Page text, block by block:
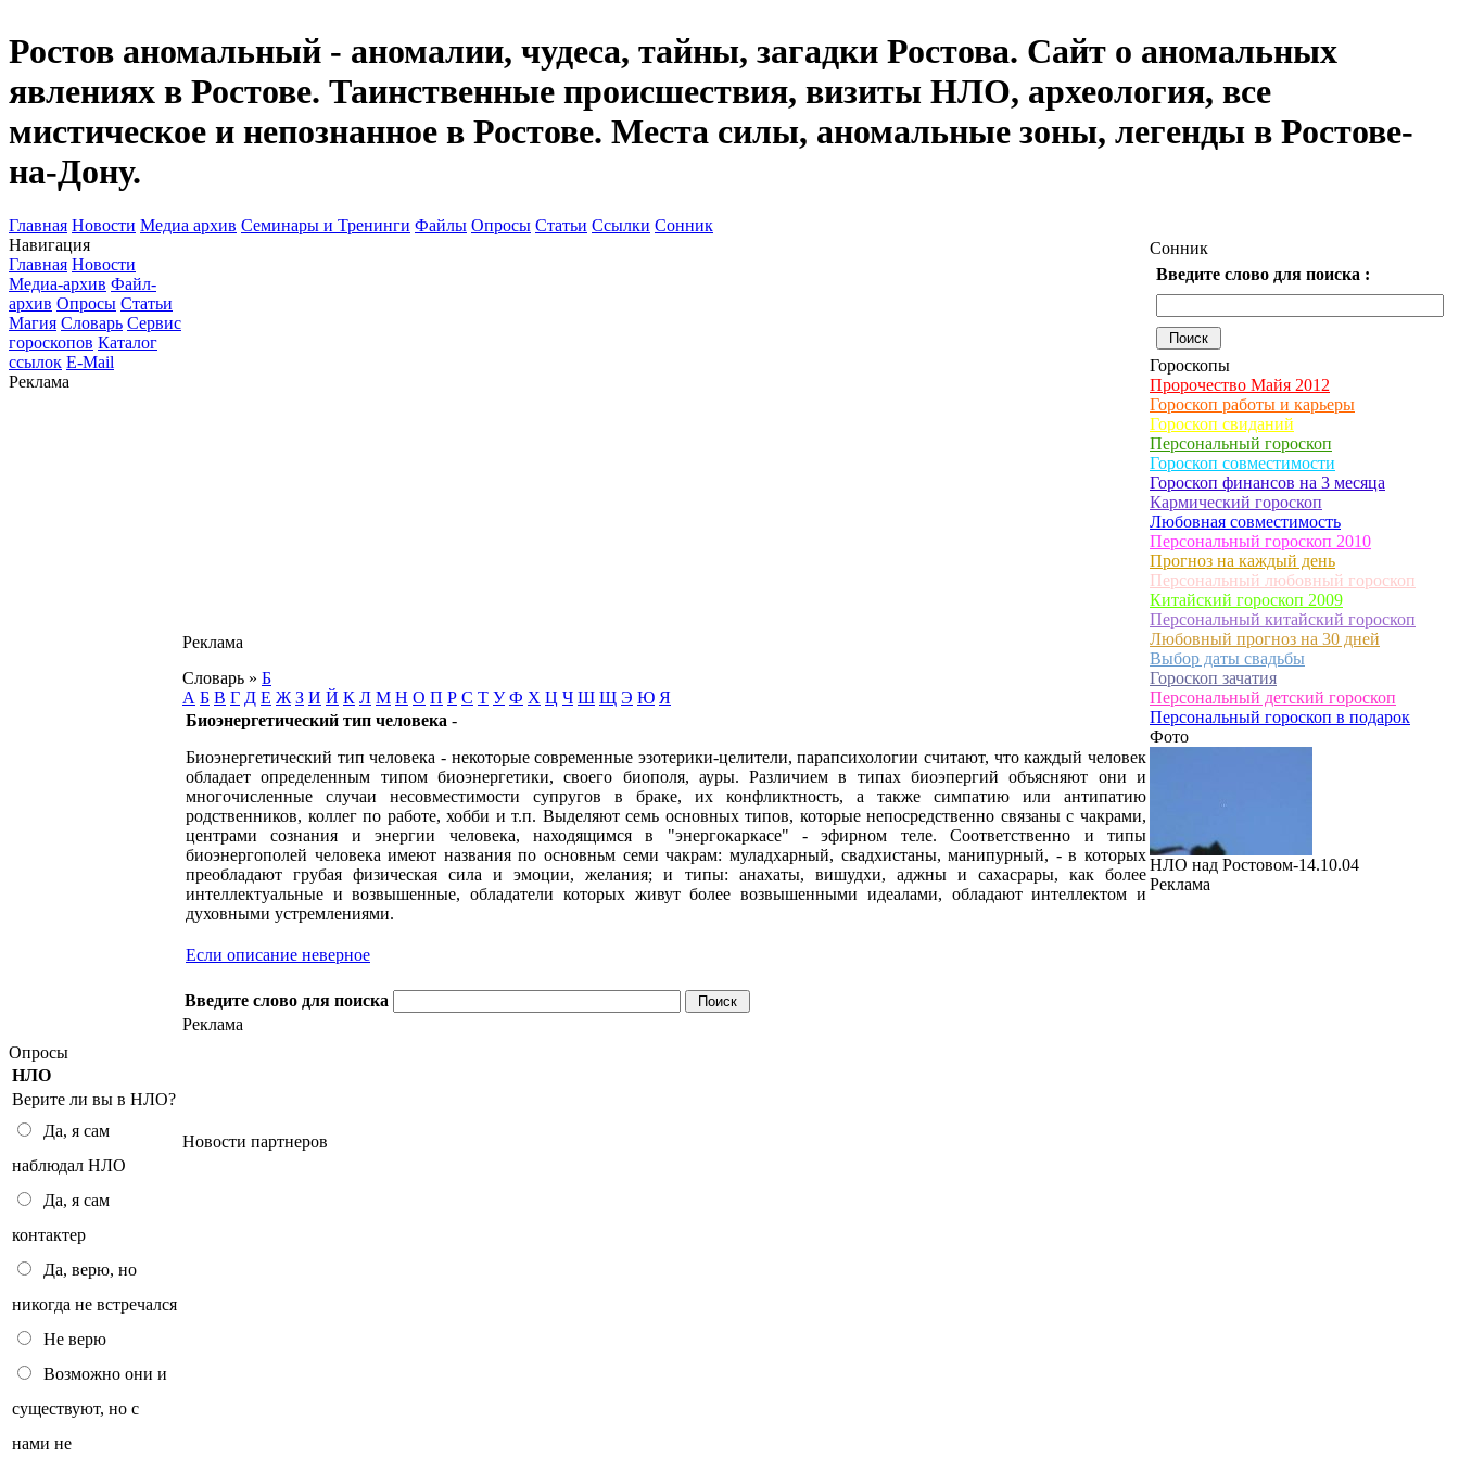
Ростов аномальный - аномалии, чудеса, тайны, загадки Ростова. Сайт о аномальных
явлениях в Ростове. Таинственные происшествия, визиты НЛО, археология, все
мистическое и непознанное в Ростове. Места силы, аномальные зоны, легенды в Ростове-
на-Дону.
Главная Новости Медиа архив Семинары и Тренинги Файлы Опросы Статьи Ссылки Сонник
Навигация
Главная Новости
Медиа-архив Файл-
архив Опросы Статьи
Магия Словарь Сервис
гороскопов Каталог
ссылок E-Mail
Реклама
Опросы
НЛО
Верите ли вы в НЛО?
Да, я сам
наблюдал НЛО
Да, я сам
контактер
Да, верю, но
никогда не встречался
Не верю
Возможно они и
существуют, но с
нами не
Реклама
Словарь » Б
А Б В Г Д Е Ж З И Й К Л М Н О П Р С Т У Ф Х Ц Ч Ш Щ Э Ю Я
Биоэнергетический тип человека -
Биоэнергетический тип человека - некоторые современные эзотерики-целители, парапсихологии считают, что каждый человек
обладает определенным типом биоэнергетики, своего биополя, ауры. Различием в типах биоэпергий объясняют они и
многочисленные случаи несовместимости супругов в браке, их конфликтность, а также симпатию или антипатию
родственников, коллег по работе, хобби и т.п. Выделяют семь основных типов, которые непосредственно связаны с чакрами,
центрами сознания и энергии человека, находящимся в "энергокаркасе" - эфирном теле. Соответственно и типы
биоэнергополей человека имеют названия по основньм семи чакрам: муладхарный, свадхистаны, манипурный, - в которых
преобладают грубая физическая сила и эмоции, желания; и типы: анахаты, вишудхи, аджны и сахасрары, как более
интеллектуальные и возвышенные, обладатели которых живут более возвышенными идеалами, обладают интеллектом и
духовными устремлениями.
Если описание неверное
Введите слово для поиска
Реклама
Новости партнеров
Сонник
Введите слово для поиска :
Гороскопы
Пророчество Майя 2012
Гороскоп работы и карьеры
Гороскоп свиданий
Персональный гороскоп
Гороскоп совместимости
Гороскоп финансов на 3 месяца
Кармический гороскоп
Любовная совместимость
Персональный гороскоп 2010
Прогноз на каждый день
Персональный любовный гороскоп
Китайский гороскоп 2009
Персональный китайский гороскоп
Любовный прогноз на 30 дней
Выбор даты свадьбы
Гороскоп зачатия
Персональный детский гороскоп
Персональный гороскоп в подарок
Фото
НЛО над Ростовом-14.10.04
Реклама